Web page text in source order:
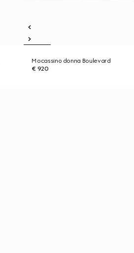
Mocassino donna Boulevard
€ 920